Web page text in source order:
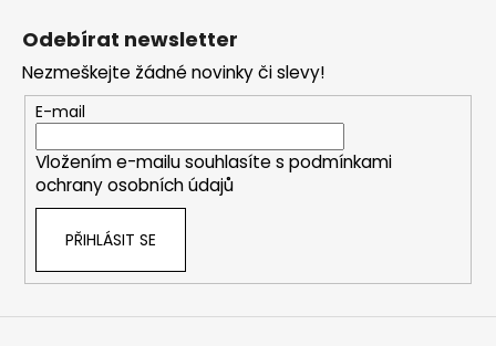
p
r
v
k
y
u
í
Odebírat newsletter
Nezmeškejte žádné novinky či slevy!
E-mail
Vložením e-mailu souhlasíte s podmínkami
ochrany osobních údajů
PŘIHLÁSIT SE